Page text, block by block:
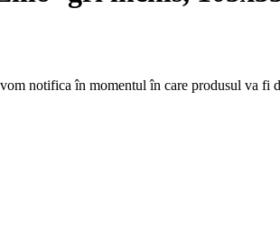
notifica în momentul în care produsul va fi